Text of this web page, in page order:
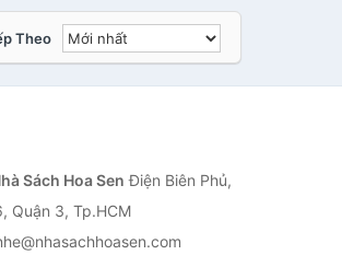
Theo
Sách Hoa Sen Điện Biên Phủ,
Quận 3, Tp.HCM